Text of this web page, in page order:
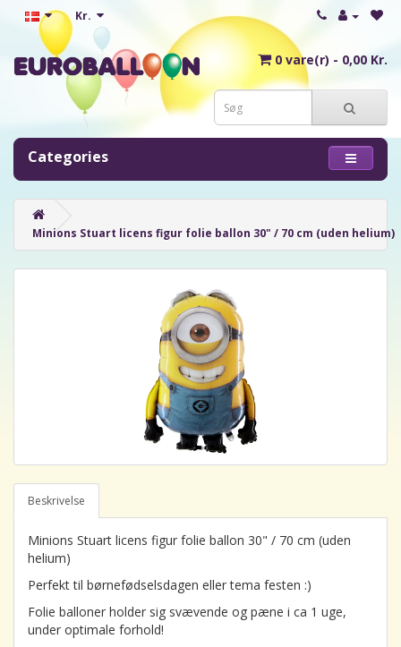
Kr.
0 vare(r) - 0,00 Kr.
Categories
Minions Stuart licens figur folie ballon 30" / 70 cm (uden helium)
Beskrivelse
Minions Stuart licens figur folie ballon 30" / 70 cm (uden
helium)
Perfekt til børnefødselsdagen eller tema festen :)
Folie balloner holder sig svævende og pæne i ca 1 uge,
under optimale forhold!